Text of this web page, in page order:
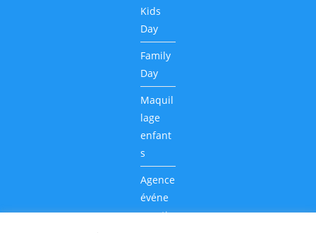
Kids
Day
Family
Day
Maquil
lage
enfant
s
Agence
événe
mentie